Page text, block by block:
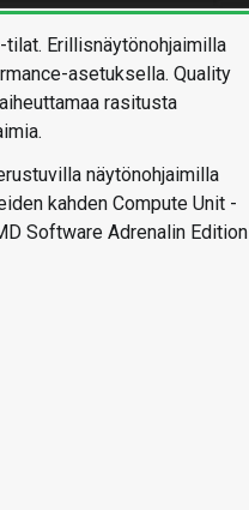
Erillisnäytönohjaimilla
asetuksella. Quality
rasitusta
näytönohjaimilla
kahden Compute Unit -
Software Adrenalin Edition